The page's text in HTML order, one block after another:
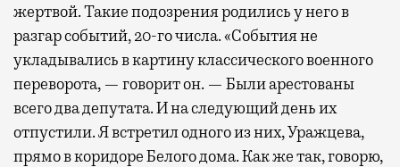
жертвой. Такие подозрения родились у него в
разгар событий, 20-го числа. «События не
укладывались в картину классического военного
переворота, — говорит он. — Были арестованы
всего два депутата. И на следующий день их
отпустили. Я встретил одного из них, Уражцева,
прямо в коридоре Белого дома. Как же так, говорю,